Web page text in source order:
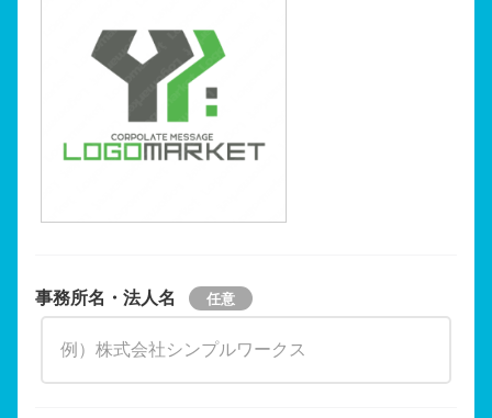
事務所名・法人名